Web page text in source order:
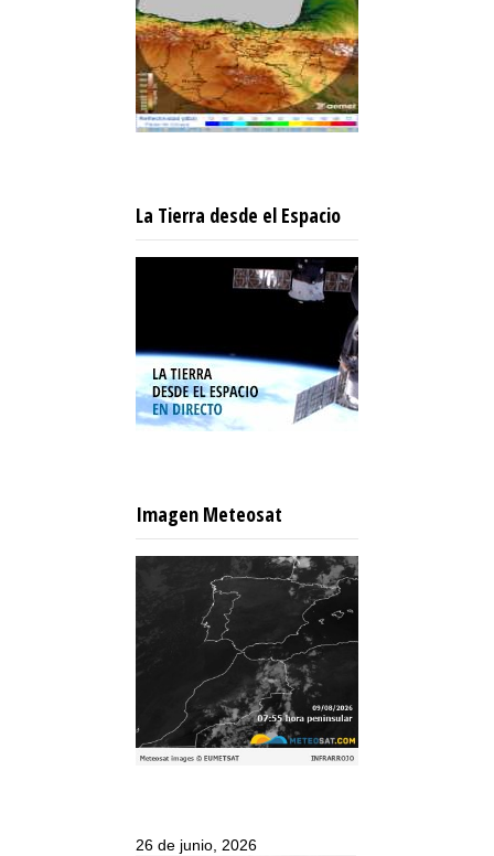
La Tierra desde el Espacio
Imagen Meteosat
26 de junio, 2026